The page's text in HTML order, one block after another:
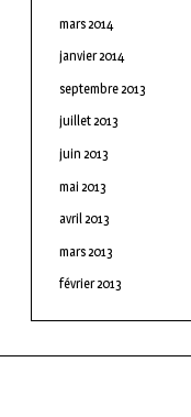
mars 2014
janvier 2014
septembre 2013
juillet 2013
juin 2013
mai 2013
avril 2013
mars 2013
février 2013